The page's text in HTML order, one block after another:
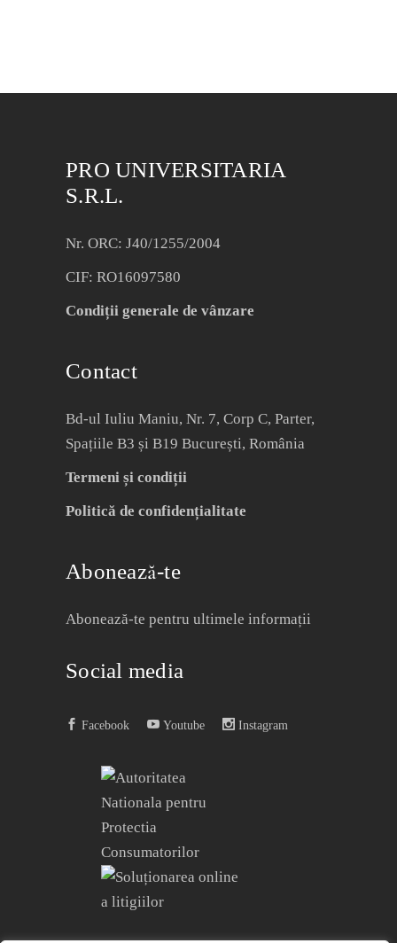
PRO UNIVERSITARIA
S.R.L.
Nr. ORC: J40/1255/2004
CIF: RO16097580
Condiții generale de vânzare
Contact
Bd-ul Iuliu Maniu, Nr. 7, Corp C, Parter,
Spațiile B3 și B19 București, România
Termeni și condiții
Politică de confidențialitate
Abonează-te
Abonează-te pentru ultimele informații
Social media
Facebook Youtube Instagram